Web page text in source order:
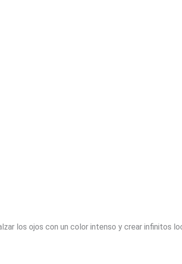
los ojos con un color intenso y crear infinitos